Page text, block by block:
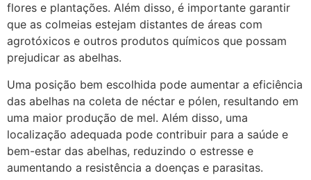
flores e plantações. Além disso, é importante garantir
que as colmeias estejam distantes de áreas com
agrotóxicos e outros produtos químicos que possam
prejudicar as abelhas.
Uma posição bem escolhida pode aumentar a eficiência
das abelhas na coleta de néctar e pólen, resultando em
uma maior produção de mel. Além disso, uma
localização adequada pode contribuir para a saúde e
bem-estar das abelhas, reduzindo o estresse e
aumentando a resistência a doenças e parasitas.